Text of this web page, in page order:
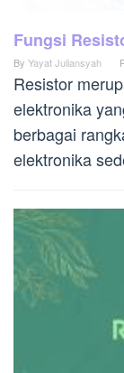
Fungsi
By Yayat Juliansyah
Resistor
elektronika
berbagai
elektronika